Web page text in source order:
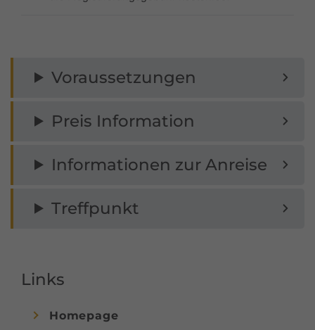
Voraussetzungen
Preis Information
Informationen zur Anreise
Treffpunkt
Links
Homepage